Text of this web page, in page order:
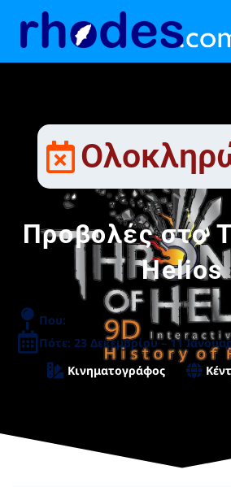
Προβολές στο
Helios
Που:
Πότε: 23 Δεκεμβρίου – 11
Κινηματογράφος